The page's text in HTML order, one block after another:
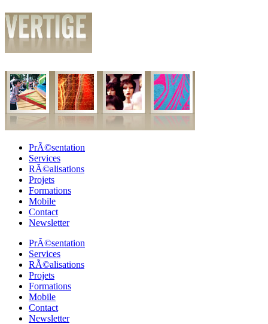
PrÃ©sentation
Services
RÃ©alisations
Projets
Formations
Mobile
Contact
Newsletter
PrÃ©sentation
Services
RÃ©alisations
Projets
Formations
Mobile
Contact
Newsletter